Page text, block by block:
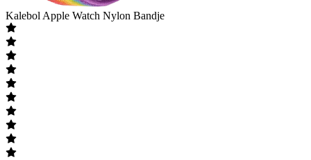
Kalebol Apple Watch Nylon Bandje